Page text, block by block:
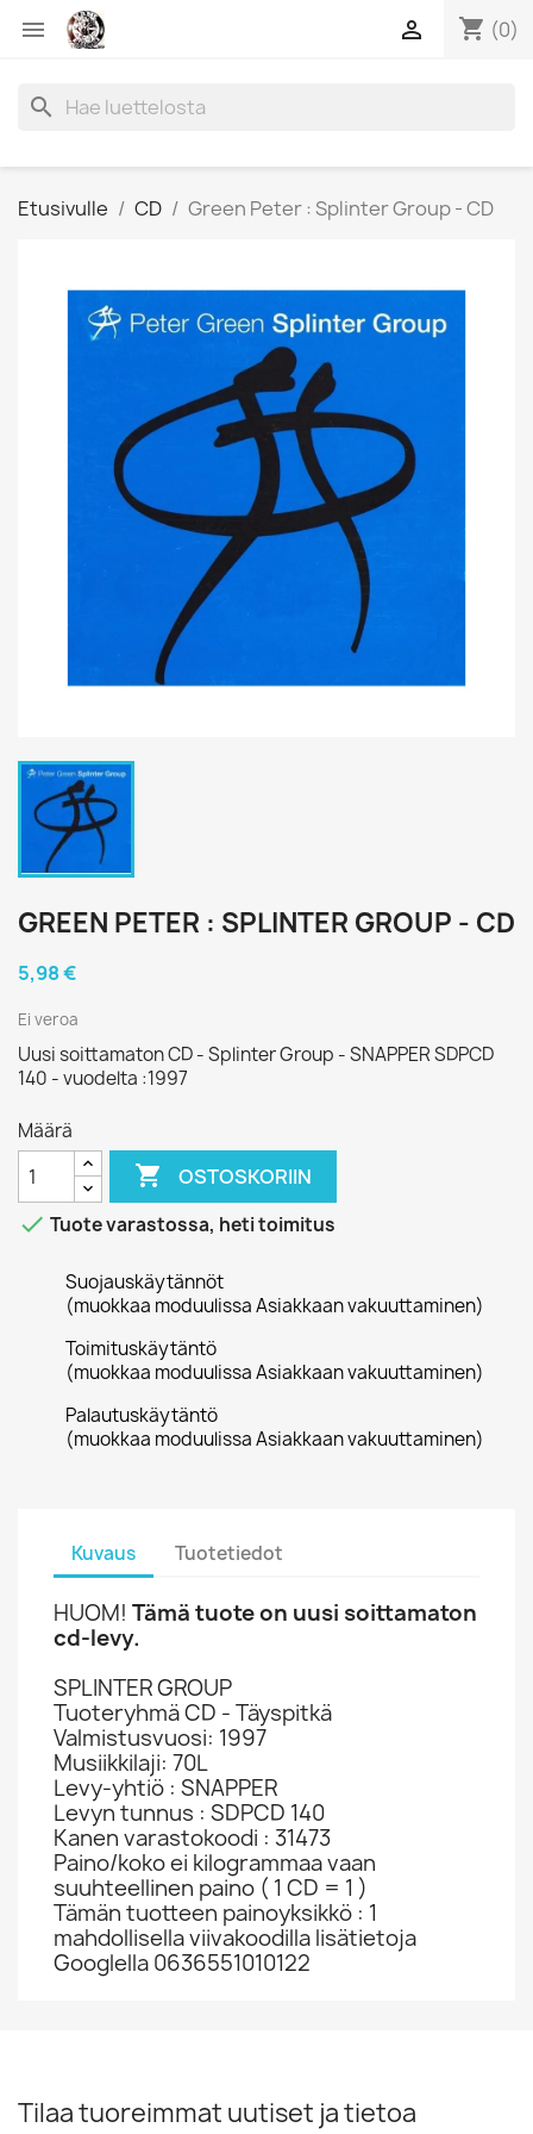
 shopping_cart (0)

search
Etusivulle CD Green Peter : Splinter Group - CD
GREEN PETER : SPLINTER GROUP - CD
5,98 €
Ei veroa
Uusi soittamaton CD - Splinter Group - SNAPPER SDPCD
140 - vuodelta :1997
Määrä
 OSTOSKORIIN
 Tuote varastossa, heti toimitus
Suojauskäytännöt
(muokkaa moduulissa Asiakkaan vakuuttaminen)
Toimituskäytäntö
(muokkaa moduulissa Asiakkaan vakuuttaminen)
Palautuskäytäntö
(muokkaa moduulissa Asiakkaan vakuuttaminen)
Kuvaus Tuotetiedot
HUOM! Tämä tuote on uusi soittamaton
cd-levy.
SPLINTER GROUP
Tuoteryhmä CD - Täyspitkä
Valmistusvuosi: 1997
Musiikkilaji: 70L
Levy-yhtiö : SNAPPER
Levyn tunnus : SDPCD 140
Kanen varastokoodi : 31473
Paino/koko ei kilogrammaa vaan
suuhteellinen paino ( 1 CD = 1 )
Tämän tuotteen painoyksikkö : 1
mahdollisella viivakoodilla lisätietoja
Googlella 0636551010122
Tilaa tuoreimmat uutiset ja tietoa